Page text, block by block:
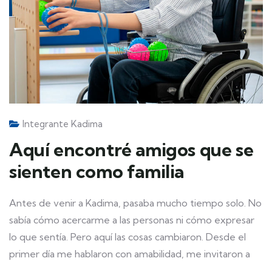
Integrante Kadima
Aquí encontré amigos que se
sienten como familia
Antes de venir a Kadima, pasaba mucho tiempo solo. No
sabía cómo acercarme a las personas ni cómo expresar
lo que sentía. Pero aquí las cosas cambiaron. Desde el
primer día me hablaron con amabilidad, me invitaron a